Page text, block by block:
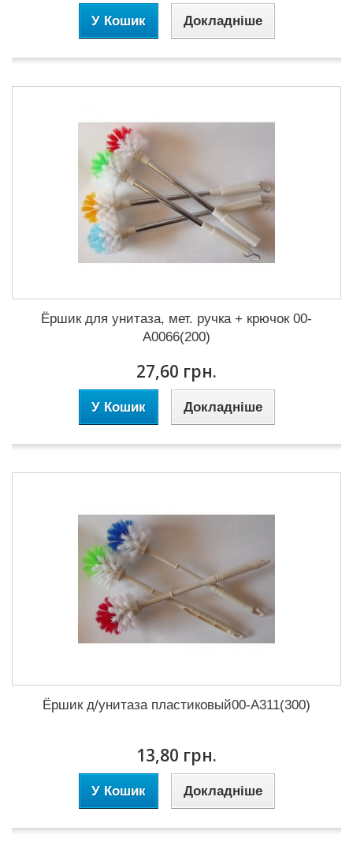
У Кошик Докладніше
Ёршик для унитаза, мет. ручка + крючок 00-
А0066(200)
27,60 грн.
У Кошик Докладніше
Ёршик д/унитаза пластиковый00-А311(300)
13,80 грн.
У Кошик Докладніше